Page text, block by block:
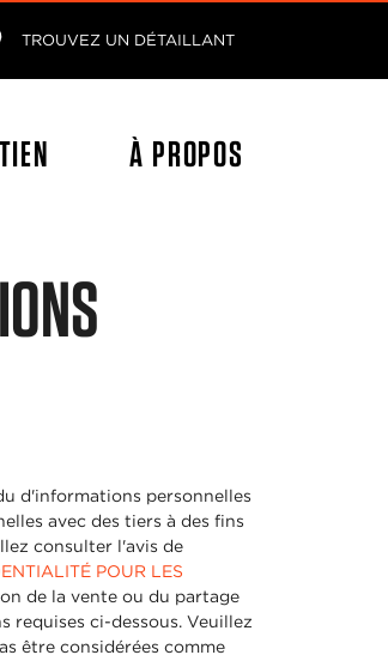
TROUVEZ UN DÉTAILLANT
À PROPOS
d'informations personnelles
avec des tiers à des fins
consulter l'avis de
POUR LES
de la vente ou du partage
ci-dessous. Veuillez
être considérées comme